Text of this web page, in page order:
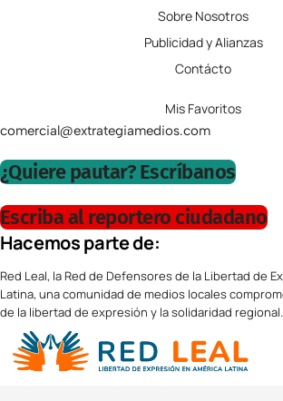
Sobre Nosotros
Publicidad y Alianzas
Contácto
Mis Favoritos
comercial@extrategiamedios.com
¿Quiere pautar? Escríbanos
Escriba al reportero ciudadano
Hacemos parte de:
Red Leal, la Red de Defensores de la Libertad de
Latina, una comunidad de medios locales
de la libertad de expresión y la solidaridad regional.